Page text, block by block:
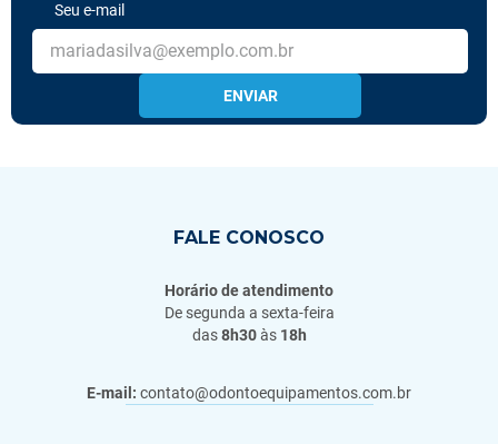
Seu e-mail
ENVIAR
FALE CONOSCO
Horário de atendimento
De segunda a sexta-feira
das8h30às 18h
E-mail: contato@odontoequipamentos.com.br